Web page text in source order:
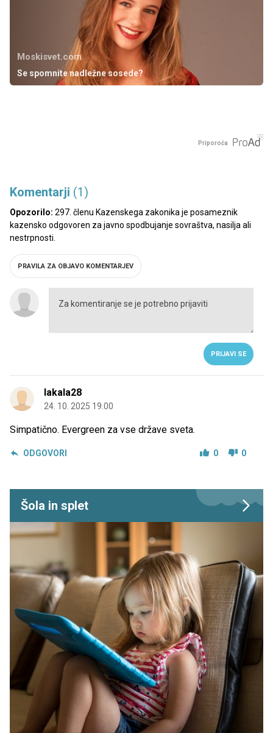
Moskisvet.com
Se spomnite nadležne sosede?
Priporoča
Komentarji (1)
Opozorilo: 297. členu Kazenskega zakonika je posameznik
kazensko odgovoren za javno spodbujanje sovraštva, nasilja ali
nestrpnosti.
PRAVILA ZA OBJAVO KOMENTARJEV
PRIJAVI SE
lakala28
24. 10. 2025 19.00
Simpatično. Evergreen za vse države sveta.
ODGOVORI 0 0
Šola in splet